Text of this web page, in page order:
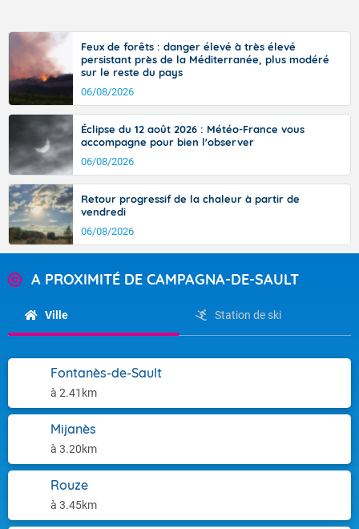
Feux de forêts : danger élevé à très élevé
persistant près de la Méditerranée, plus modéré
sur le reste du pays
06/08/2026
Éclipse du 12 août 2026 : Météo-France vous
accompagne pour bien l'observer
06/08/2026
Retour progressif de la chaleur à partir de
vendredi
06/08/2026
A PROXIMITÉ DE CAMPAGNA-DE-SAULT
Ville Station de ski
Fontanès-de-Sault
à 2.41km
Mijanès
à 3.20km
Rouze
à 3.45km